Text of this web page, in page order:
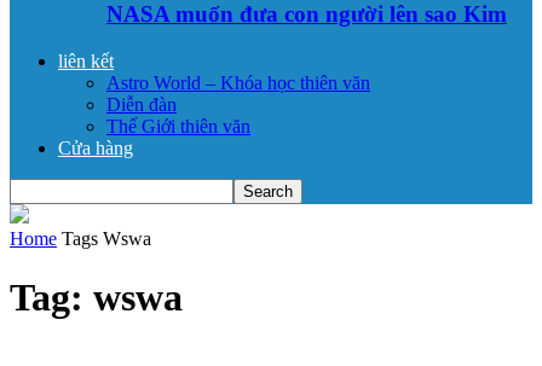
NASA muốn đưa con người lên sao Kim
liên kết
Astro World – Khóa học thiên văn
Diễn đàn
Thế Giới thiên văn
Cửa hàng
Home Tags Wswa
Tag: wswa